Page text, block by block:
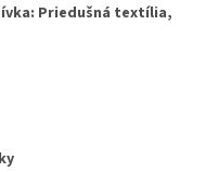
Priedušná textília,